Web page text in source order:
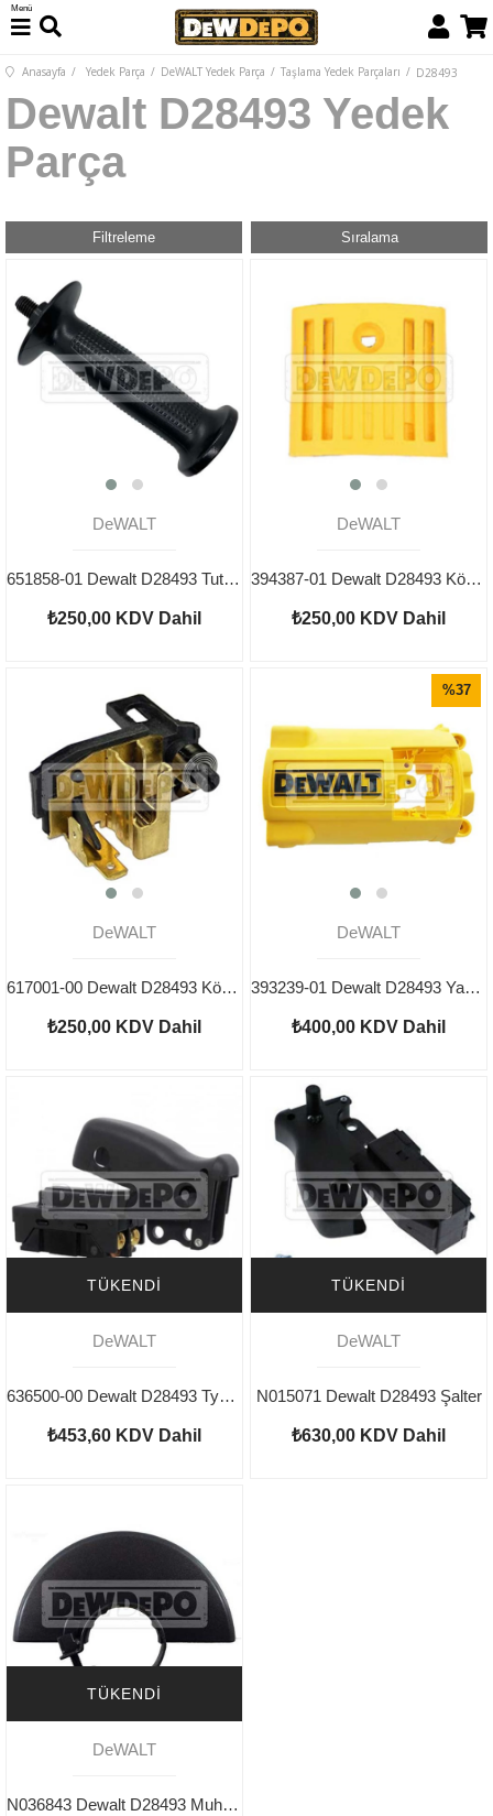
Menü
Anasayfa Yedek Parça DeWALT Yedek Parça Taşlama Yedek Parçaları D28493
Dewalt D28493 Yedek
Parça
Filtreleme Sıralama
DeWALT
651858-01 Dewalt D28493 Tutma Kolu
₺250,00 KDV Dahil
DeWALT
394387-01 Dewalt D28493 Kömür Yuvası Kapağı
₺250,00 KDV Dahil
DeWALT
617001-00 Dewalt D28493 Kömür Yuvası
₺250,00 KDV Dahil
DeWALT
393239-01 Dewalt D28493 Yastık Gövde
₺400,00 KDV Dahil
%37
İndirim
TÜKENDI
DeWALT
636500-00 Dewalt D28493 Type 1 Şalter
₺453,60 KDV Dahil
TÜKENDI
DeWALT
N015071 Dewalt D28493 Şalter
₺630,00 KDV Dahil
TÜKENDI
DeWALT
N036843 Dewalt D28493 Muhafaza